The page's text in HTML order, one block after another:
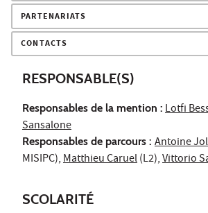
PARTENARIATS
CONTACTS
RESPONSABLE(S)
Responsables de la mention : Lotfi
Sansalone
Responsables de parcours : Antoine
MISIPC),Matthieu Caruel(L2),Vittorio
SCOLARITÉ